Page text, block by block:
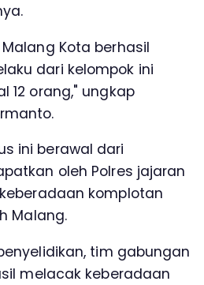
Kota berhasil
dari kelompok ini
12 orang," ungkap
ini berawal dari
oleh Polres jajaran
komplotan
Malang.
tim gabungan
melacak keberadaan